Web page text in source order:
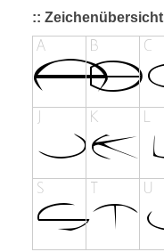
:: Zeichenübersicht